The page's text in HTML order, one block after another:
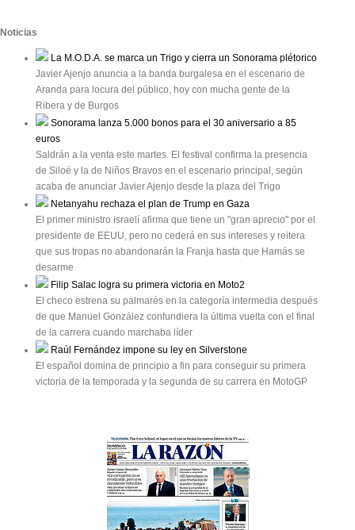
Noticias
La M.O.D.A. se marca un Trigo y cierra un Sonorama plétorico
Javier Ajenjo anuncia a la banda burgalesa en el escenario de
Aranda para locura del público, hoy con mucha gente de la
Ribera y de Burgos
Sonorama lanza 5.000 bonos para el 30 aniversario a 85
euros
Saldrán a la venta este martes. El festival confirma la presencia
de Siloé y la de Niños Bravos en el escenario principal, según
acaba de anunciar Javier Ajenjo desde la plaza del Trigo
Netanyahu rechaza el plan de Trump en Gaza
El primer ministro israelí afirma que tiene un "gran aprecio" por el
presidente de EEUU, pero no cederá en sus intereses y reitera
que sus tropas no abandonarán la Franja hasta que Hamás se
desarme
Filip Salac logra su primera victoria en Moto2
El checo estrena su palmarés en la categoría intermedia después
de que Manuel González confundiera la última vuelta con el final
de la carrera cuando marchaba líder
Raúl Fernández impone su ley en Silverstone
El español domina de principio a fin para conseguir su primera
victoria de la temporada y la segunda de su carrera en MotoGP